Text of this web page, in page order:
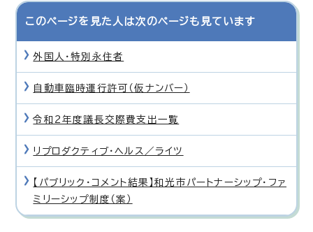
このページを見た人は次のページも見ています
外国人・特別永住者
自動車臨時運行許可（仮ナンバー）
令和2年度議長交際費支出一覧
リプロダクティブ・ヘルス／ライツ
【パブリック・コメント結果】和光市パートナーシップ・ファ
ミリーシップ制度（案）